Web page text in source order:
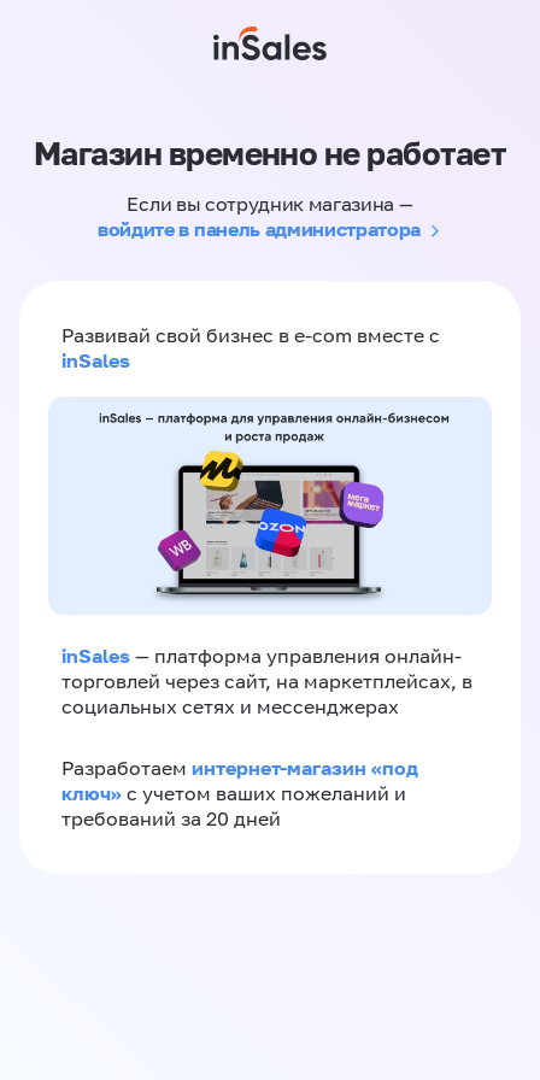
Магазин временно не работает
Если вы сотрудник магазина —
войдите в панель администратора
Развивай свой бизнес в e-com вместе с
inSales
inSales — платформа управления онлайн-
торговлей через сайт, на маркетплейсах, в
социальных сетях и мессенджерах
Разработаем интернет-магазин «‎под
ключ»‎ с учетом ваших пожеланий и
требований за 20 дней